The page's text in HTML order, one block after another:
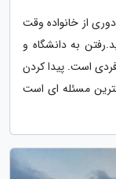
از خانواده وقت
به دانشگاه و
است. پیدا کردن
مسئله ای است